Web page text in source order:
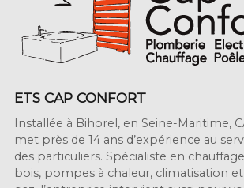
ETS CAP CONFORT
Installée à Bihorel, en Seine-Maritime,
met près de 14 ans d’expérience au
des particuliers. Spécialiste en
bois, pompes à chaleur, climatisation